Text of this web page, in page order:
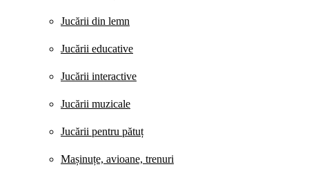
Jucării din lemn
Jucării educative
Jucării interactive
Jucării muzicale
Jucării pentru pătuț
Mașinuțe, avioane, trenuri